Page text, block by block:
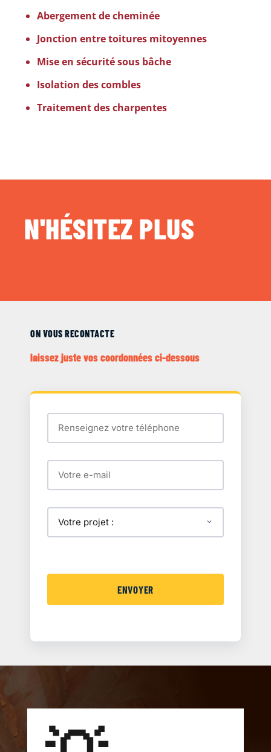
Abergement de cheminée
Jonction entre toitures mitoyennes
Mise en sécurité sous bâche
Isolation des combles
Traitement des charpentes
N'HÉSITEZ PLUS
ON VOUS RECONTACTE
laissez juste vos coordonnées ci-dessous